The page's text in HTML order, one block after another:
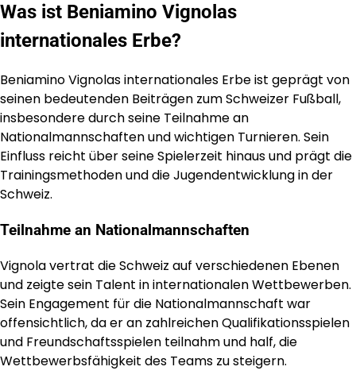
Was ist Beniamino Vignolas
internationales Erbe?
Beniamino Vignolas internationales Erbe ist geprägt von
seinen bedeutenden Beiträgen zum Schweizer Fußball,
insbesondere durch seine Teilnahme an
Nationalmannschaften und wichtigen Turnieren. Sein
Einfluss reicht über seine Spielerzeit hinaus und prägt die
Trainingsmethoden und die Jugendentwicklung in der
Schweiz.
Teilnahme an Nationalmannschaften
Vignola vertrat die Schweiz auf verschiedenen Ebenen
und zeigte sein Talent in internationalen Wettbewerben.
Sein Engagement für die Nationalmannschaft war
offensichtlich, da er an zahlreichen Qualifikationsspielen
und Freundschaftsspielen teilnahm und half, die
Wettbewerbsfähigkeit des Teams zu steigern.